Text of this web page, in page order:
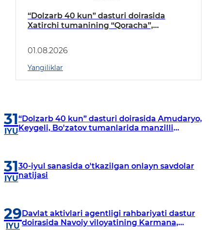
“Dolzarb 40 kun” dasturi doirasida
Xatirchi tumanining “Qoracha”,
borildi
01.08.2026
Yangiliklar
31
IYU
“Dolzarb 40 kun” dasturi doirasida Amudaryo,
Keygeli, Bo'zatov tumanlarida manzilli
31
IYU
30-iyul sanasida o'tkazilgan onlayn savdolar
natijasi
29
IYU
Davlat aktivlari agentligi rahbariyati dastur
doirasida Navoiy viloyatining Karmana,